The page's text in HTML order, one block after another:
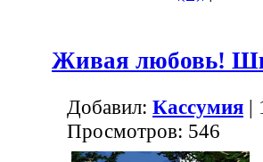
Живая любовь!
Добавил: Кассумия |
Просмотров: 546